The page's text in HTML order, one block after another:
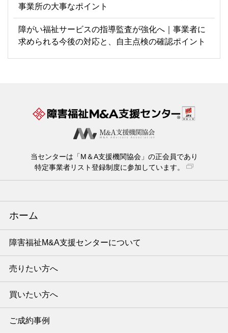
事業所の大事なポイント
障がい福祉サービスの指導監査が強化へ｜事業者に
求められる今後の対応と、自主点検の確認ポイント
当センターは「M＆A支援機関協会」の正会員であり
特定事業者リスト登録制度に参加しています。
ホーム
障害福祉M&A支援センターについて
売りたい方へ
買いたい方へ
ご成約事例